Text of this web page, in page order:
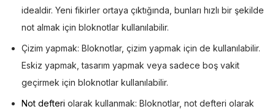
idealdir. Yeni fikirler ortaya çıktığında, bunları hızlı bir şekilde
not almak için bloknotlar kullanılabilir.
Çizim yapmak: Bloknotlar, çizim yapmak için de kullanılabilir.
Eskiz yapmak, tasarım yapmak veya sadece boş vakit
geçirmek için bloknotlar kullanılabilir.
Not defteri olarak kullanmak: Bloknotlar, not defteri olarak